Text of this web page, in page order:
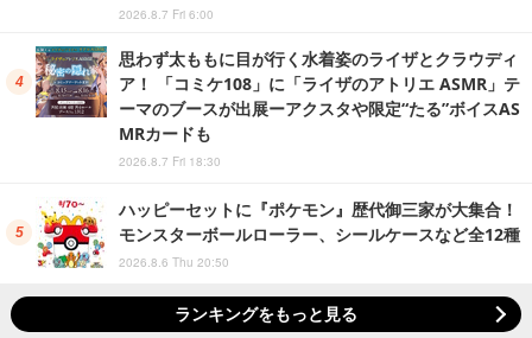
2026.8.7 Fri 6:00
思わず太ももに目が行く水着姿のライザとクラウディ
ア！ 「コミケ108」に「ライザのアトリエ ASMR」テ
ーマのブースが出展ーアクスタや限定“たる”ボイスAS
MRカードも
2026.8.7 Fri 18:30
ハッピーセットに『ポケモン』歴代御三家が大集合！
モンスターボールローラー、シールケースなど全12種
2026.8.6 Thu 20:50
ランキングをもっと見る